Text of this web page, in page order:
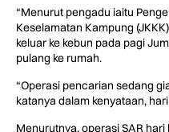
“Menurut pengadu iaitu
Keselamatan Kampung
keluar ke kebun pada pagi
pulang ke rumah.
“Operasi pencarian sedang
katanya dalam kenyataan,
Menurutnya, operasi SAR